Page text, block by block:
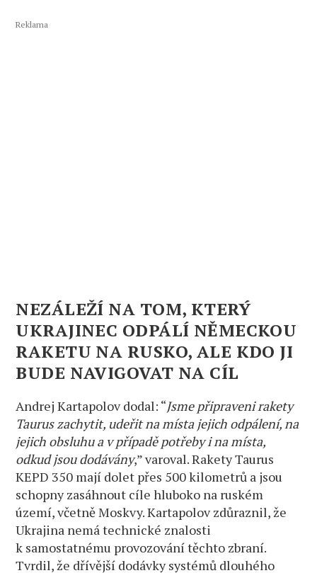
Reklama
NEZÁLEŽÍ NA TOM, KTERÝ
UKRAJINEC ODPÁLÍ NĚMECKOU
RAKETU NA RUSKO, ALE KDO JI
BUDE NAVIGOVAT NA CÍL
Andrej Kartapolov dodal: “Jsme připraveni rakety
Taurus zachytit, udeřit na místa jejich odpálení, na
jejich obsluhu a v případě potřeby i na místa,
odkud jsou dodávány,” varoval. Rakety Taurus
KEPD 350 mají dolet přes 500 kilometrů a jsou
schopny zasáhnout cíle hluboko na ruském
území, včetně Moskvy. Kartapolov zdůraznil, že
Ukrajina nemá technické znalosti
k samostatnému provozování těchto zbraní.
Tvrdil, že dřívější dodávky systémů dlouhého